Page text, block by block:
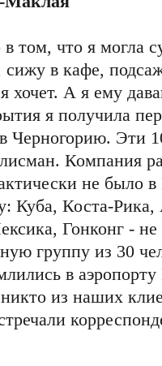
что я могла
в кафе,
хочет. А я ему
я получила
Черногорию. Эти
Компания
не было в
Куба, Коста-
Гонконг - не
группу из 30
в
из наших